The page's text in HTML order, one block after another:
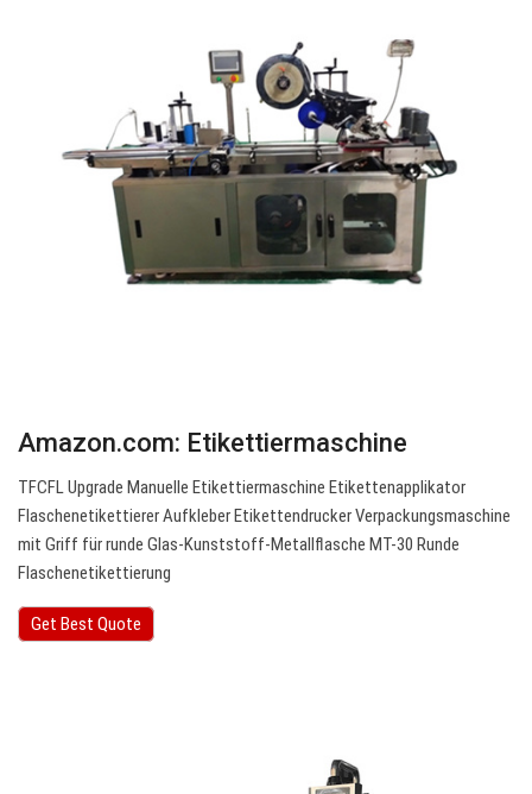
Amazon.com: Etikettiermaschine
TFCFL Upgrade Manuelle Etikettiermaschine Etikettenapplikator
Flaschenetikettierer Aufkleber Etikettendrucker Verpackungsmaschine
mit Griff für runde Glas-Kunststoff-Metallflasche MT-30 Runde
Flaschenetikettierung
Get Best Quote